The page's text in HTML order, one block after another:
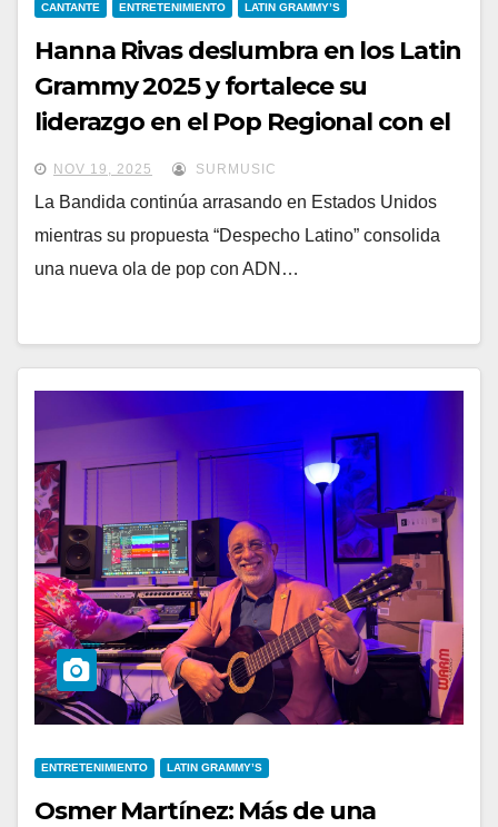
CANTANTE ENTRETENIMIENTO LATIN GRAMMY’S
Hanna Rivas deslumbra en los Latin
Grammy 2025 y fortalece su
liderazgo en el Pop Regional con el
lanzamiento de Despertar
NOV 19, 2025 SURMUSIC
La Bandida continúa arrasando en Estados Unidos
mientras su propuesta “Despecho Latino” consolida
una nueva ola de pop con ADN…
ENTRETENIMIENTO LATIN GRAMMY’S
Osmer Martínez: Más de una